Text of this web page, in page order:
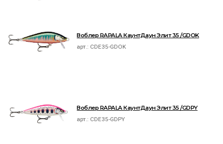
Воблер RAPALA КаунтДаун Элит 35 /GDOK
арт.: CDE35-GDOK
Воблер RAPALA КаунтДаун Элит 35 /GDPY
арт.: CDE35-GDPY